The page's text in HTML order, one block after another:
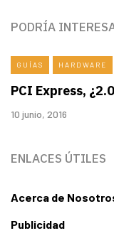
PODRÍA
GUÍAS HARDWARE
PCI Express,
10 junio, 2016
ENLACES ÚTILES
Acerca de
Publicidad